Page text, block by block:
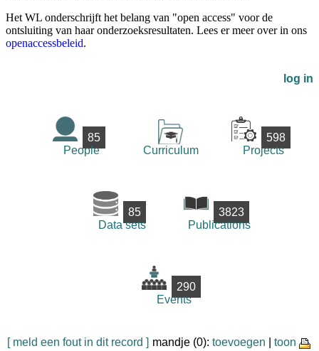
Het WL onderschrijft het belang van "open access" voor de
ontsluiting van haar onderzoeksresultaten. Lees er meer over in ons
openaccessbeleid.
log in
85
People
Curriculum
598
Projects
85
Data sets
3823
Publications
290
Events
[ meld een fout in dit record ] mandje (0): toevoegen toon